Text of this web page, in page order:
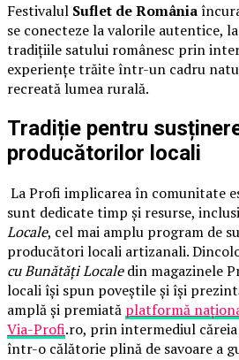
Festivalul Suflet de România
se conecteze la valorile autentice,
tradițiile satului românesc prin
experiențe trăite într-un cadru
recreată lumea rurală.
Tradiție pentru
producătorilor locali
La Profi implicarea în comunitate
sunt dedicate timp și resurse,
Locale, cel mai amplu program de
producători locali artizanali.
cu Bunătăți Localedin magazinele
locali își spun poveștile și își
amplă și premiată platformă
Via-Profi.ro, prin intermediul
într-o călătorie plină de savoare a